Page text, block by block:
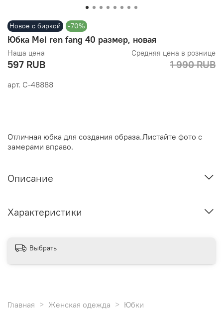
Новое с биркой -70%
арт. С-48888
Юбка Mei ren fang 40 размер, новая
Наша цена
597 RUB
Средняя цена в рознице
1 990 RUB
Отличная юбка для создания образа.Листайте фото с
замерами вправо.
Описание
Характеристики
Выбрать
Главная Женская одежда Юбки